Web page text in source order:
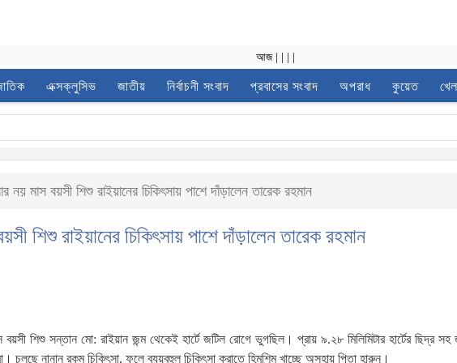
আজ
এক্সক্লুসিভ জাতীয় নির্বাচনী সংবাদ প্রবাসের সংবাদ অপরাধ কুয়েত
মাস বয়সী শিশু রাইয়ানের চিকিৎসায় পাশে দাঁড়ালেন তারেক রহমান
শিশু রাইয়ানের চিকিৎসায় পাশে দাঁড়ালেন তারেক রহমান
শিশু সন্তান মো: রাইয়ান জন্ম থেকেই হার্টে জটিল রোগে ভুগছিল। প্রায় ৯.২৮ মিলিমিটার হার্টের ছিদ্র সহ
চলছে নানান রকম চিকিৎসা, ফলে ব্যয়বহুল চিকিৎসা করাতে হিমশিম খাচ্ছে অসহায় পিতা হারুন।